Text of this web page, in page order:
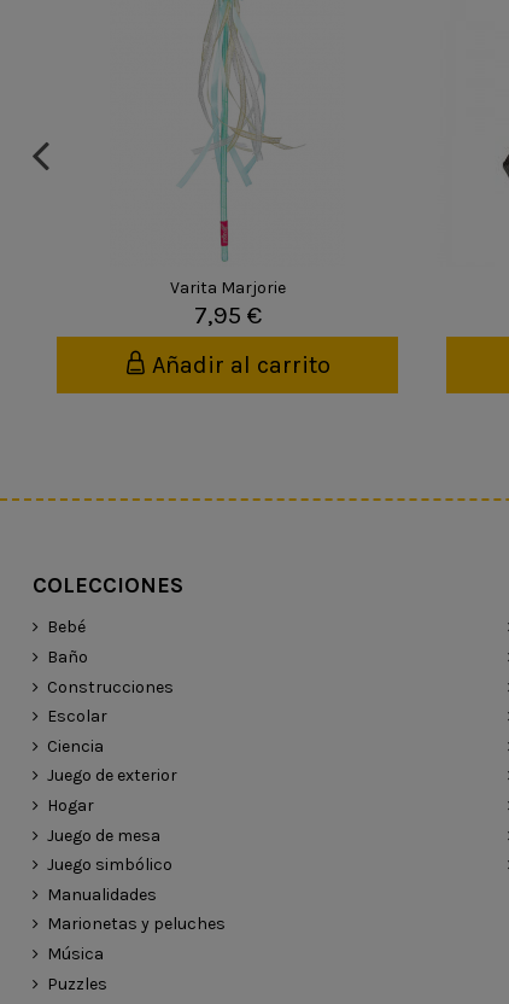
Varita Marjorie
7,95 €
Añadir al carrito
COLECCIONES
Bebé
Baño
Construcciones
Escolar
Ciencia
Juego de exterior
Hogar
Juego de mesa
Juego simbólico
Manualidades
Marionetas y peluches
Música
Puzzles